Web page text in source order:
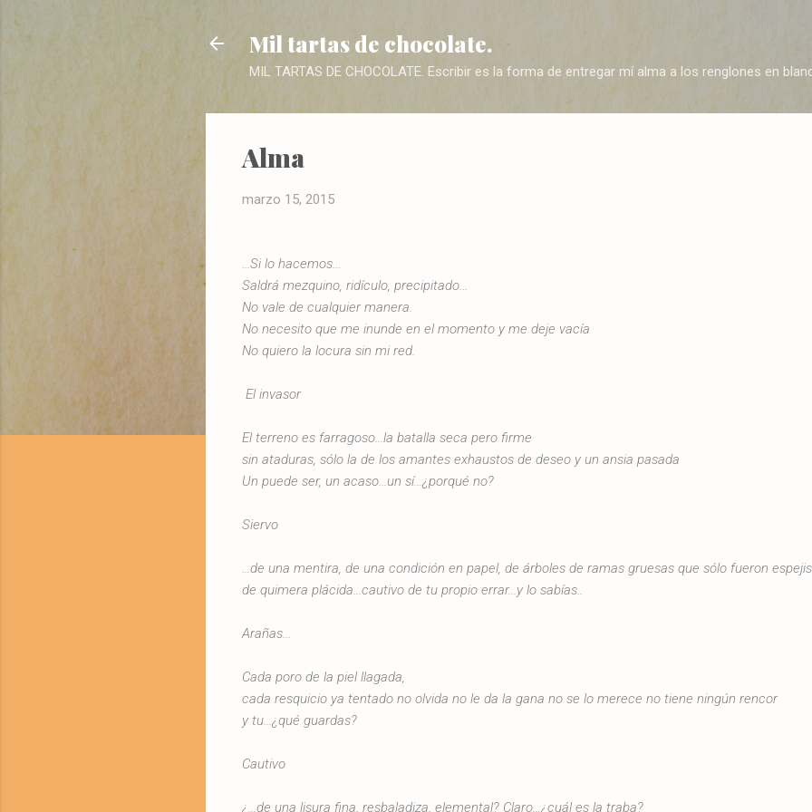
Mil tartas de chocolate.
MIL TARTAS DE CHOCOLATE. Escribir es la forma de entregar mí alma a los renglones en
Alma
marzo 15, 2015
...Si lo hacemos...
Saldrá mezquino, ridículo, precipitado...
No vale de cualquier manera.
No necesito que me inunde en el momento y me deje vacía
No quiero la locura sin mi red.
El invasor
El terreno es farragoso...la batalla seca pero firme
sin ataduras, sólo la de los amantes exhaustos de deseo y un ansia pasada
Un puede ser, un acaso...un sí...¿porqué no?
Siervo
...de una mentira, de una condición en papel, de árboles de ramas gruesas que sólo fueron
de quimera plácida...cautivo de tu propio errar...y lo sabías..
Arañas...
Cada poro de la piel llagada,
cada resquicio ya tentado no olvida no le da la gana no se lo merece no tiene ningún rencor
y tu...¿qué guardas?
Cautivo
¿...de una lisura fina, resbaladiza, elemental? Claro...¿cuál es la traba?